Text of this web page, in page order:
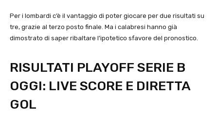
Per i lombardi c’è il vantaggio di poter giocare per due risultati su
tre, grazie al terzo posto finale. Ma i calabresi hanno già
dimostrato di saper ribaltare l’ipotetico sfavore del pronostico.
RISULTATI PLAYOFF SERIE B
OGGI: LIVE SCORE E DIRETTA
GOL